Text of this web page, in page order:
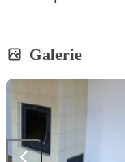
Galerie